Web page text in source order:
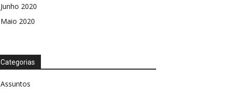
Junho 2020
Maio 2020
Categorias
Assuntos